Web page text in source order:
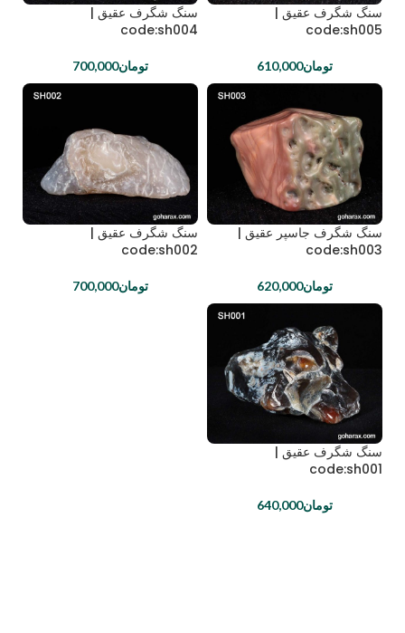
سنگ شگرف عقیق |
code:sh005
تومان610,000
سنگ شگرف عقیق |
code:sh004
تومان700,000
سنگ شگرف جاسپر عقیق |
code:sh003
تومان620,000
سنگ شگرف عقیق |
code:sh002
تومان700,000
سنگ شگرف عقیق |
code:sh001
تومان640,000